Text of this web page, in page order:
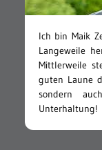
Ich bin Maik
Langeweile
Mittlerweile
guten Laune
sondern
Unterhaltung!